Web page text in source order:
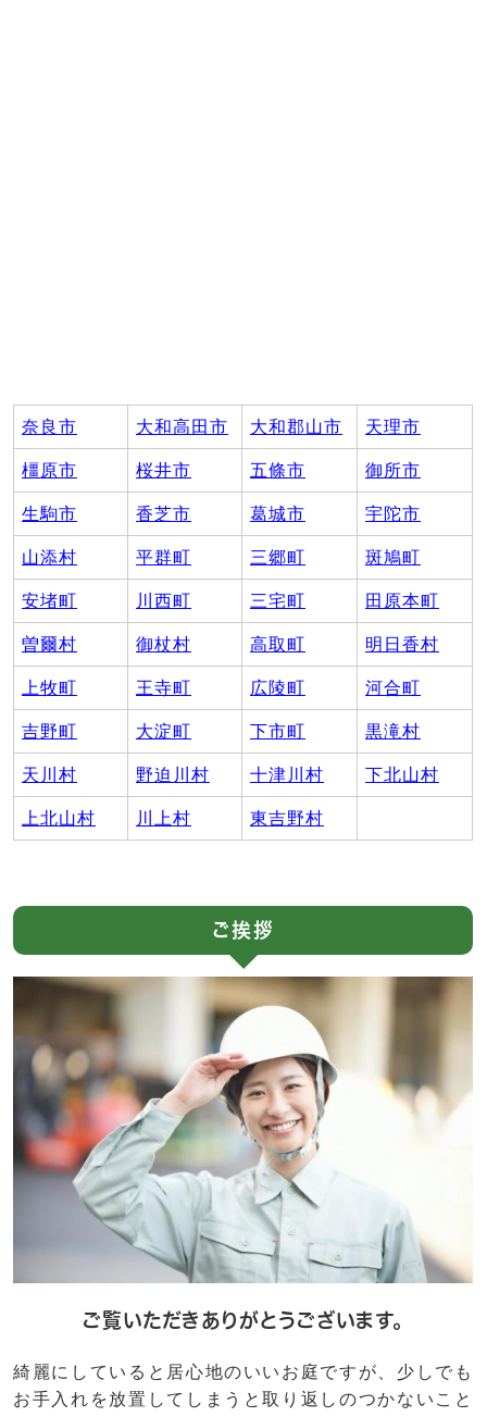
奈良市 大和高田市 大和郡山市 天理市
橿原市 桜井市 五條市 御所市
生駒市 香芝市 葛城市 宇陀市
山添村 平群町 三郷町 斑鳩町
安堵町 川西町 三宅町 田原本町
曽爾村 御杖村 高取町 明日香村
上牧町 王寺町 広陵町 河合町
吉野町 大淀町 下市町 黒滝村
天川村 野迫川村 十津川村 下北山村
上北山村 川上村 東吉野村
ご挨拶
ご覧いただきありがとうございます。
綺麗にしていると居心地のいいお庭ですが、少しでも
お手入れを放置してしまうと取り返しのつかないこと